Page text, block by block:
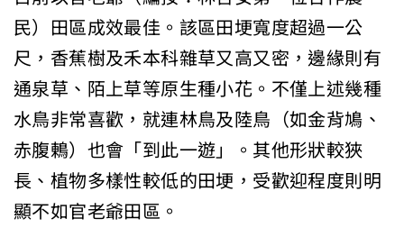
民）田區成效最佳。該區田埂寬度超過一公
尺，香蕉樹及禾本科雜草又高又密，邊緣則有
通泉草、陌上草等原生種小花。不僅上述幾種
水鳥非常喜歡，就連林鳥及陸鳥（如金背鳩、
赤腹鶇）也會「到此一遊」。其他形狀較狹
長、植物多樣性較低的田埂，受歡迎程度則明
顯不如官老爺田區。